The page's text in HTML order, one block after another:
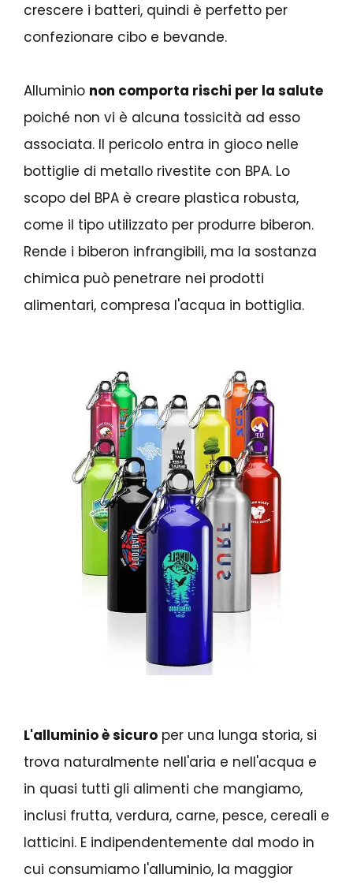
crescere i batteri, quindi è perfetto per
confezionare cibo e bevande.
Alluminio non comporta rischi per la salute
poiché non vi è alcuna tossicità ad esso
associata. Il pericolo entra in gioco nelle
bottiglie di metallo rivestite con BPA. Lo
scopo del BPA è creare plastica robusta,
come il tipo utilizzato per produrre biberon.
Rende i biberon infrangibili, ma la sostanza
chimica può penetrare nei prodotti
alimentari, compresa l'acqua in bottiglia.
L'alluminio è sicuro per una lunga storia, si
trova naturalmente nell'aria e nell'acqua e
in quasi tutti gli alimenti che mangiamo,
inclusi frutta, verdura, carne, pesce, cereali e
latticini. E indipendentemente dal modo in
cui consumiamo l'alluminio, la maggior